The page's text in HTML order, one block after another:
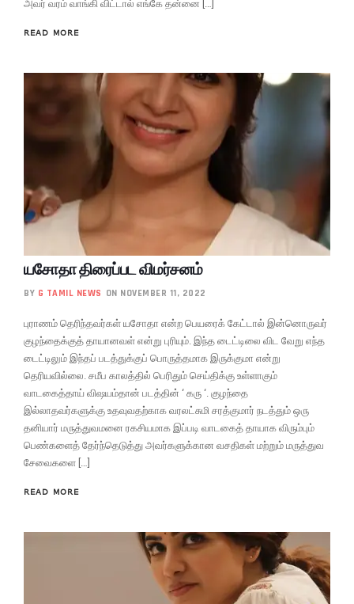
அவர் வரம் வாங்கி விட்டால் எங்கே தன்னை […]
READ MORE
யசோதா திரைப்பட விமர்சனம்
BY G TAMIL NEWS ON NOVEMBER 11, 2022
புராணம் தெரிந்தவர்கள் யசோதா என்ற பெயரைக் கேட்டால் இன்னொருவர்
குழந்தைக்குத் தாயானவள் என்று புரியும். இந்த டைட்டிலை விட வேறு எந்த
டைட்டிலும் இந்தப் படத்துக்குப் பொருத்தமாக இருக்குமா என்று
தெரியவில்லை. சமீப காலத்தில் பெரிதும் செய்திக்கு உள்ளாகும்
வாடகைத்தாய் விஷயம்தான் படத்தின் ‘ கரு ‘. குழந்தை
இல்லாதவர்களுக்கு உதவுவதற்காக வரலட்சுமி சரத்குமார் நடத்தும் ஒரு
தனியார் மருத்துவமனை ரகசியமாக இப்படி வாடகைத் தாயாக விரும்பும்
பெண்களைத் தேர்ந்தெடுத்து அவர்களுக்கான வசதிகள் மற்றும் மருத்துவ
சேவைகளை […]
READ MORE